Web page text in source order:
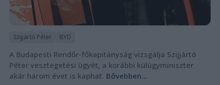
Szijjártó Péter BYD
A Budapesti Rendőr-főkapitányság vizsgálja Szijjártó
Péter vesztegetési ügyét, a korábbi külügyminiszter
akár három évet is kaphat. Bővebben...